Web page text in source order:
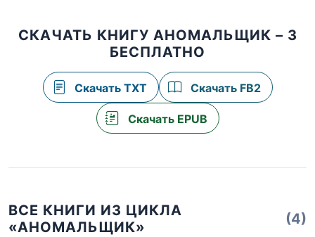
СКАЧАТЬ КНИГУ АНОМАЛЬЩИК – 3
БЕСПЛАТНО
Скачать TXT Скачать FB2
Скачать EPUB
ВСЕ КНИГИ ИЗ ЦИКЛА
«АНОМАЛЬЩИК»
(4)